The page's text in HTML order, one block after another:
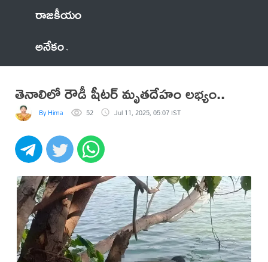
రాజకీయం
అనేకం
తెనాలిలో రౌడీ షీటర్ మృతదేహం లభ్యం..
By Hima 52 Jul 11, 2025, 05:07 IST